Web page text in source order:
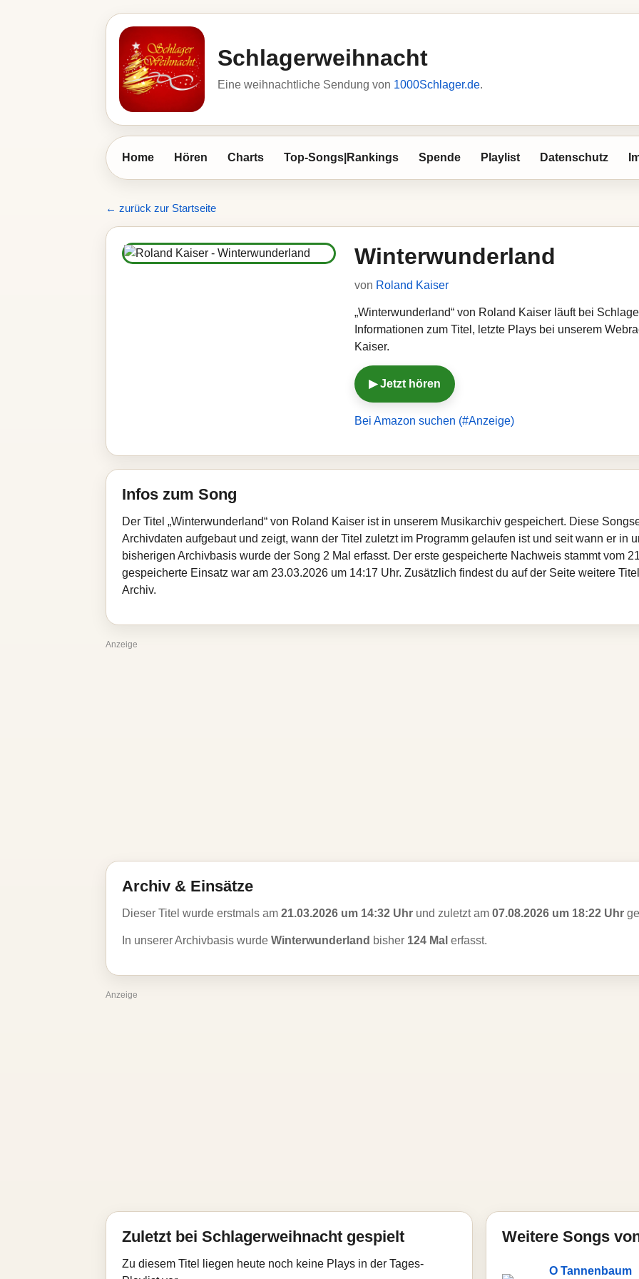
Schlagerweihnacht
Eine weihnachtliche Sendung von 1000Schlager.de.
Home Hören Charts Top-Songs|Rankings Spende Playlist Datenschutz
← zurück zur Startseite
Winterwunderland
von Roland Kaiser
„Winterwunderland“ von Roland Kaiser läuft bei
Informationen zum Titel, letzte Plays bei unserem
Kaiser.
▶ Jetzt hören
Bei Amazon suchen (#Anzeige)
Infos zum Song
Der Titel „Winterwunderland“ von Roland Kaiser ist in unserem Musikarchiv gespeichert. Diese
Archivdaten aufgebaut und zeigt, wann der Titel zuletzt im Programm gelaufen ist und seit wann er in
bisherigen Archivbasis wurde der Song 2 Mal erfasst. Der erste gespeicherte Nachweis stammt vom
gespeicherte Einsatz war am 23.03.2026 um 14:17 Uhr. Zusätzlich findest du auf der Seite weitere
Archiv.
Anzeige
Archiv & Einsätze
Dieser Titel wurde erstmals am 21.03.2026 um 14:32 Uhr und zuletzt am 07.08.2026 um 18:22 Uhr
In unserer Archivbasis wurde Winterwunderland bisher 124 Mal erfasst.
Anzeige
Zuletzt bei Schlagerweihnacht gespielt
Zu diesem Titel liegen heute noch keine Plays in der Tages-
Weitere Songs
O Tannenbaum